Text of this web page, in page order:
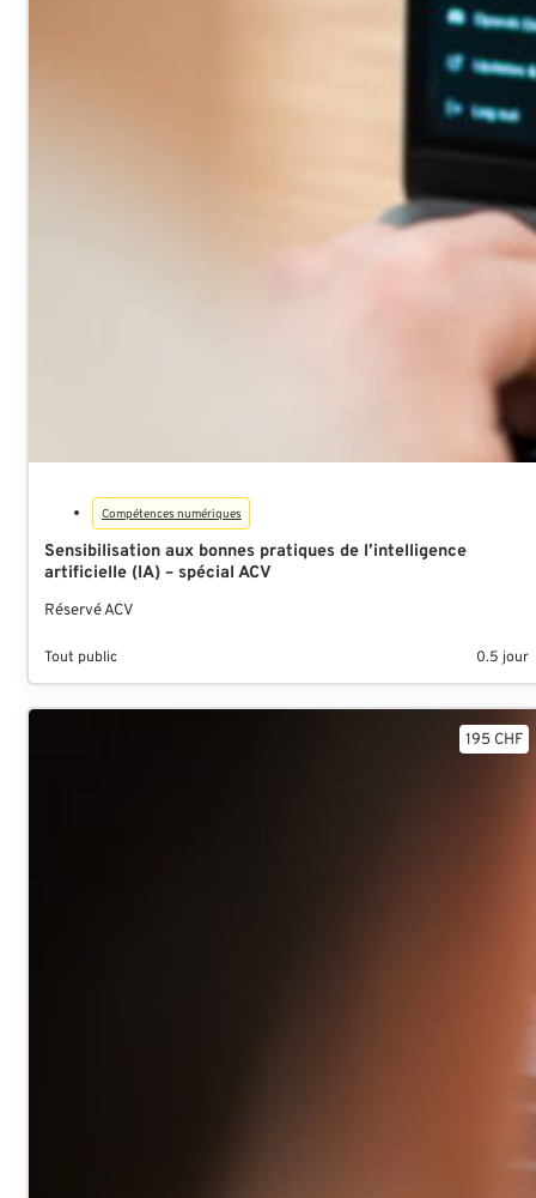
Compétences numériques
Sensibilisation aux bonnes pratiques de l’intelligence
artificielle (IA) – spécial ACV
Réservé ACV
Tout public 0.5 jour
195 CHF